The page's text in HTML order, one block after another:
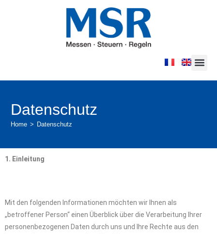
Datenschutz
Home > Datenschutz
1. Einleitung
Mit den folgenden Informationen möchten wir Ihnen als
„betroffener Person“ einen Überblick über die Verarbeitung Ihrer
personenbezogenen Daten durch uns und Ihre Rechte aus den